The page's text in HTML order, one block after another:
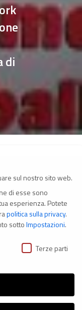
di
sul nostro sito web.
di esse sono
esperienza. Potete
politica sulla privacy.
sottoImpostazioni.
Terze parti